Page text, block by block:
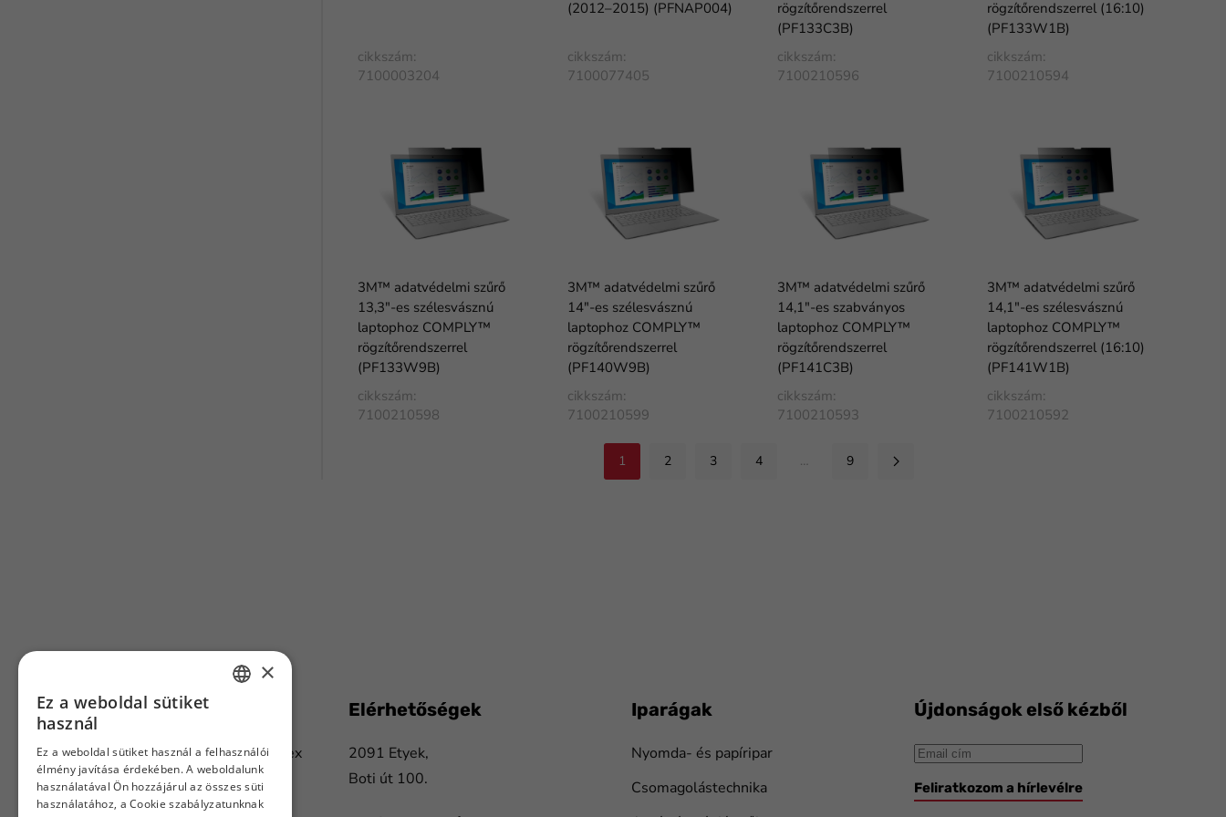
cikkszám:
7100003204
(2012–2015) (PFNAP004)
cikkszám:
7100077405
rögzítőrendszerrel
(PF133C3B)
cikkszám:
7100210596
rögzítőrendszerrel (16:10)
(PF133W1B)
cikkszám:
7100210594
3M™ adatvédelmi szűrő
13,3"-es szélesvásznú
laptophoz COMPLY™
rögzítőrendszerrel
(PF133W9B)
cikkszám:
7100210598
3M™ adatvédelmi szűrő
14"-es szélesvásznú
laptophoz COMPLY™
rögzítőrendszerrel
(PF140W9B)
cikkszám:
7100210599
3M™ adatvédelmi szűrő
14,1"-es szabványos
laptophoz COMPLY™
rögzítőrendszerrel
(PF141C3B)
cikkszám:
7100210593
3M™ adatvédelmi szűrő
14,1"-es szélesvásznú
laptophoz COMPLY™
rögzítőrendszerrel (16:10)
(PF141W1B)
cikkszám:
7100210592
1 2 3 4 … 9
Flanker Plusz Kft.
Több mint 20 éve nyújtunk komplex
megoldásokat a nyomda- és
papíripar, a csomagolástechnika,
Elérhetőségek
2091 Etyek,
Boti út 100.
Iparágak
Nyomda- és papíripar
Csomagolástechnika
Újdonságok első kézből
Feliratkozom a hírlevélre
×
Ez a weboldal sütiket
használ
Ez a weboldal sütiket használ a felhasználói
élmény javítása érdekében. A weboldalunk
használatával Ön hozzájárul az összes süti
használatához, a Cookie szabályzatunknak